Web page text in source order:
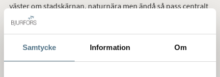
Samtycke Information Om
väster om stadskärnan, naturnära men ändå så pass centralt
att du kan kalla dig stadsbo utan att överdriva.
och spåret börjar nästan precis utanför ytterdörren. Man bor
med gångavstånd till Jönköpings vackra stadspark och alltid